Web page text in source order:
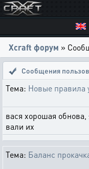
Xcraft форум »
Сообщения
Тема: Новые правила
вася хорошая
вали их
Тема: Баланс